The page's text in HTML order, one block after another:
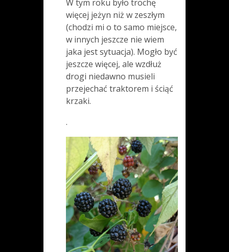
W tym roku było trochę
więcej jeżyn niż w zeszłym
(chodzi mi o to samo miejsce,
w innych jeszcze nie wiem
jaka jest sytuacja). Mogło być
jeszcze więcej, ale wzdłuż
drogi niedawno musieli
przejechać traktorem i ściąć
krzaki.
.